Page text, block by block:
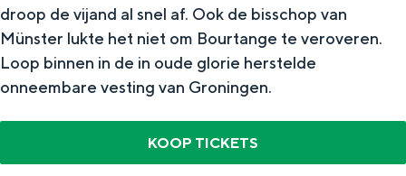
In Groningen ligt het allemaal opvallend
droop de vijand al snel af. Ook de bisschop van
Münster lukte het niet om Bourtange te veroveren.
Loop binnen in de in oude glorie herstelde
onneembare vesting van Groningen.
KOOP TICKETS